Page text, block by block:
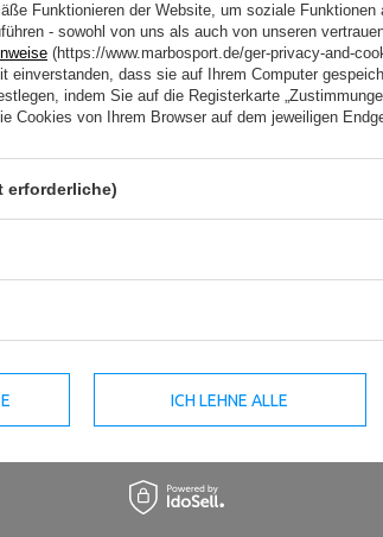
mit
Ähnliche Produkte
Funktionieren der Website, um soziale
- sowohl von uns als auch von unseren
(https://www.marbosport.de/ger-privacy-and-
einverstanden, dass sie auf Ihrem Computer
indem Sie auf die Registerkarte
Cookies von Ihrem Browser auf dem jeweiligen
erforderliche)
ICH LEHNE ALLE